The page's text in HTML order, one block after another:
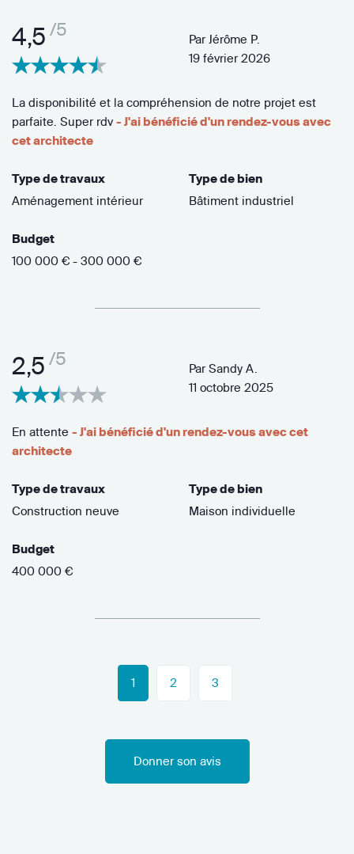
4,5 /5 Par Jérôme P.
19 février 2026
La disponibilité et la compréhension de notre projet est
parfaite. Super rdv - J'ai bénéficié d'un rendez-vous avec
cet architecte
Type de travaux
Aménagement intérieur
Type de bien
Bâtiment industriel
Budget
100 000 € - 300 000 €
2,5 /5 Par Sandy A.
11 octobre 2025
En attente - J'ai bénéficié d'un rendez-vous avec cet
architecte
Type de travaux
Construction neuve
Type de bien
Maison individuelle
Budget
400 000 €
1 2 3
Donner son avis